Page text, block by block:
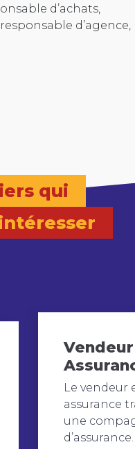
d’achats,
d’agence,
qui
Le vendeur
assurance
une
d’assurance.